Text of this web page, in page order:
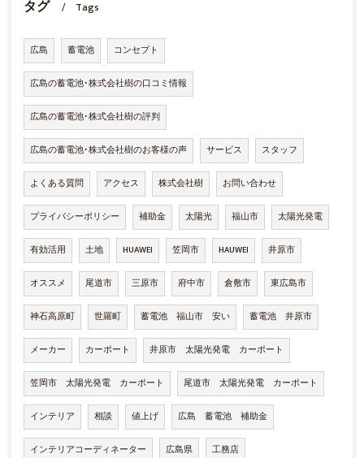
タグ Tags
広島 蓄電池 コンセプト
広島の蓄電池･株式会社樹の口コミ情報
広島の蓄電池･株式会社樹の評判
広島の蓄電池･株式会社樹のお客様の声 サービス スタッフ
よくある質問 アクセス 株式会社樹 お問い合わせ
プライバシーポリシー 補助金 太陽光 福山市 太陽光発電
有効活用 土地 HUAWEI 笠岡市 HAUWEI 井原市
オススメ 尾道市 三原市 府中市 倉敷市 東広島市
神石高原町 世羅町 蓄電池 福山市 安い 蓄電池 井原市
メーカー カーポート 井原市 太陽光発電 カーポート
笠岡市 太陽光発電 カーポート 尾道市 太陽光発電 カーポート
インテリア 相談 値上げ 広島 蓄電池 補助金
インテリアコーディネーター 広島県 工務店